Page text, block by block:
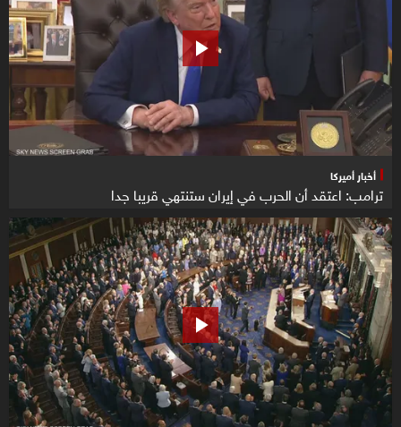
أخبار أميركا
ترامب: اعتقد أن الحرب في إيران ستنتهي قريبا جدا